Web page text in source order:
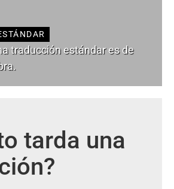
traducción estándar es de
tarda una